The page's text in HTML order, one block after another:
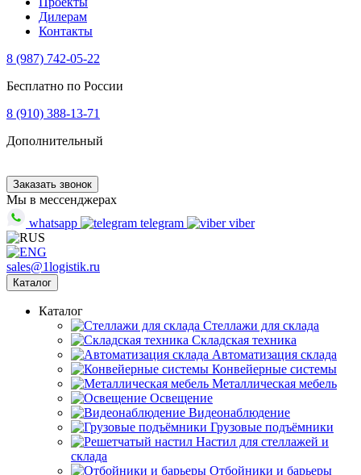
Дилерам
Контакты
8 (987) 742-05-22
Бесплатно по России
8 (910) 388-13-71
Дополнительный
Заказать звонок
Мы в мессенджерах
whatsapp
telegram viber
sales@1logistik.ru
Каталог
Каталог
Cтеллажи для склада
Складская техника
Автоматизация склада
Конвейерные системы
Металлическая мебель
Освещение
Видеонаблюдение
Грузовые подъёмники
Настил для стеллажей и
склада
Отбойники и барьеры